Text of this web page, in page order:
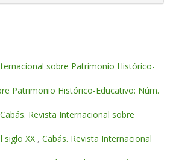
sobre Patrimonio Histórico-
Patrimonio Histórico-Educativo: Núm.
Cabás. Revista Internacional sobre
siglo XX , Cabás. Revista Internacional